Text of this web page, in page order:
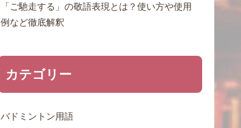
「ご馳走する」の敬語表現とは？使い方や使用
例など徹底解釈
カテゴリー
バドミントン用語